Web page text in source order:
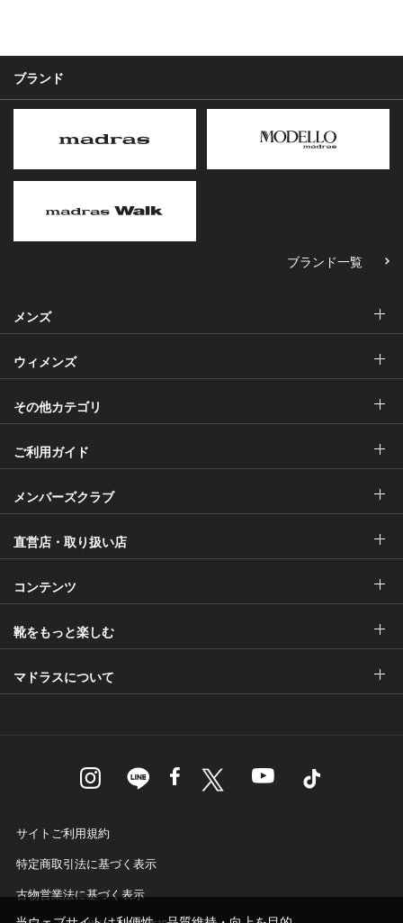
ブランド
ブランド一覧
メンズ
ウィメンズ
その他カテゴリ
ご利用ガイド
メンバーズクラブ
直営店・取り扱い店
コンテンツ
靴をもっと楽しむ
マドラスについて
サイトご利用規約
特定商取引法に基づく表示
古物営業法に基づく表示